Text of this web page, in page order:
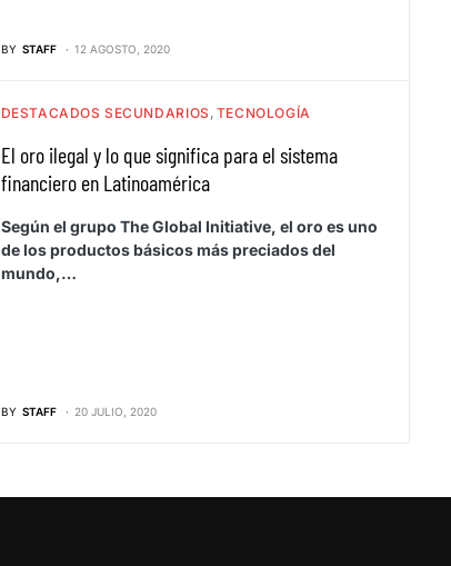
BY STAFF 12 AGOSTO, 2020
DESTACADOS SECUNDARIOS TECNOLOGÍA
El oro ilegal y lo que significa para el sistema
financiero en Latinoamérica
Según el grupo The Global Initiative, el oro es uno
de los productos básicos más preciados del
mundo,…
BY STAFF 20 JULIO, 2020